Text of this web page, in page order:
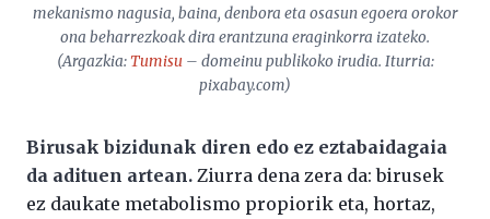
mekanismo nagusia, baina, denbora eta osasun egoera orokor
ona beharrezkoak dira erantzuna eraginkorra izateko.
(Argazkia:Tumisu– domeinu publikoko irudia. Iturria:
pixabay.com)
Birusak bizidunak diren edo ez eztabaidagaia
da adituen artean. Ziurra dena zera da: birusek
ez daukate metabolismo propiorik eta, hortaz,